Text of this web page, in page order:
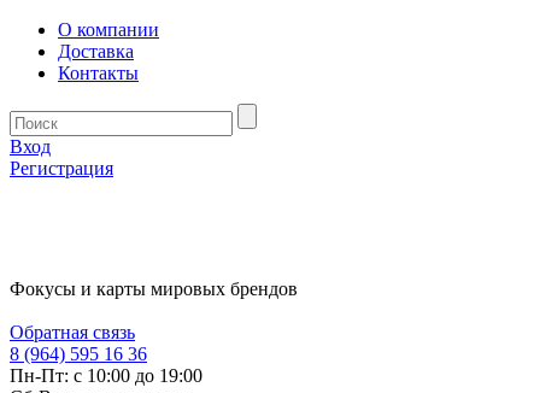
О компании
Доставка
Контакты
Вход
Регистрация
Фокусы и карты мировых брендов
Обратная связь
8 (964) 595 16 36
Пн-Пт: с 10:00 до 19:00